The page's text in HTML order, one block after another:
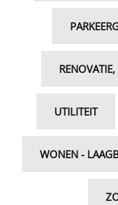
UTILITEIT
WONEN -